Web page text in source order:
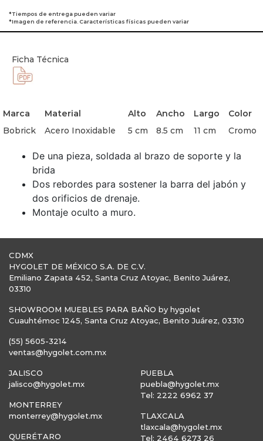
*Tiempos de entrega pueden variar
*Imagen de referencia. Características físicas pueden variar
Ficha Técnica
Marca Material Alto Ancho Largo
Color
Bobrick
Acero Inoxidable 5 cm 8.5 cm 11 cm Cromo
De una pieza, soldada al brazo de soporte y la
brida
Dos rebordes para sostener la barra del jabón y
dos orificios de drenaje.
Montaje oculto a muro.
CDMX
HYGOLET DE MÉXICO S.A. DE C.V.
Emiliano Zapata 452, Santa Cruz Atoyac, Benito Juárez,
03310
SHOWROOM MUEBLES PARA BAÑO by hygolet
Cuauhtémoc 1245, Santa Cruz Atoyac, Benito Juárez, 03310
(55) 5605-3214
ventas@hygolet.com.mx
JALISCO
jalisco@hygolet.mx
MONTERREY
monterrey@hygolet.mx
QUERÉTARO
PUEBLA
puebla@hygolet.mx
Tel: 2222 6962 37
TLAXCALA
tlaxcala@hygolet.mx
Tel: 2464 6273 26